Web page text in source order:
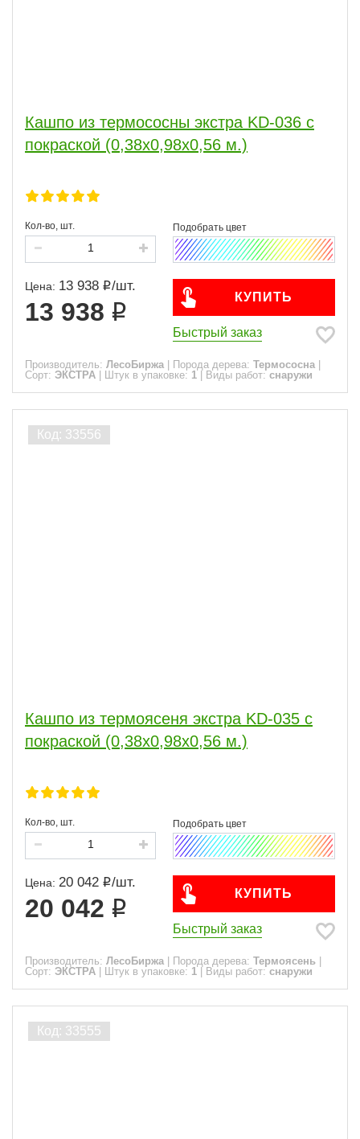
Кашпо из термососны экстра KD-036 с
покраской (0,38х0,98х0,56 м.)
Кол-во, шт.
Цена: 13 938 /шт.
13 938
КУПИТЬ
Быстрый заказ
Производитель: ЛесоБиржа Порода дерева: Термососна
Сорт: ЭКСТРА Штук в упаковке: 1 Виды работ: снаружи
Кашпо из термоясеня экстра KD-035 с
покраской (0,38х0,98х0,56 м.)
Кол-во, шт.
Цена: 20 042 /шт.
20 042
КУПИТЬ
Быстрый заказ
Производитель: ЛесоБиржа Порода дерева: Термоясень
Сорт: ЭКСТРА Штук в упаковке: 1 Виды работ: снаружи